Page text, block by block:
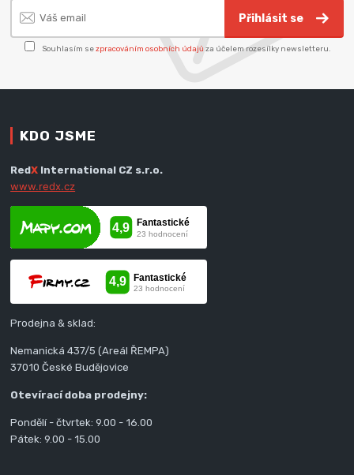
Přihlásit se
Souhlasím sezpracováním osobních údajů za účelem rozesílky newsletteru.
KDO JSME
RedX International CZ s.r.o.
www.redx.cz
Prodejna & sklad:
Nemanická 437/5 (Areál ŘEMPA)
37010 České Budějovice
Otevírací doba prodejny:
Pondělí - čtvrtek: 9.00 - 16.00
Pátek: 9.00 - 15.00